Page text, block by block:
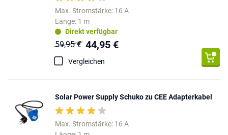
Max. Stromstärke: 16 A
Länge: 1 m
Direkt verfügbar
59,95 € 44,95 €
Vergleichen
Solar Power Supply Schuko zu CEE Adapterkabel
Max. Stromstärke: 16 A